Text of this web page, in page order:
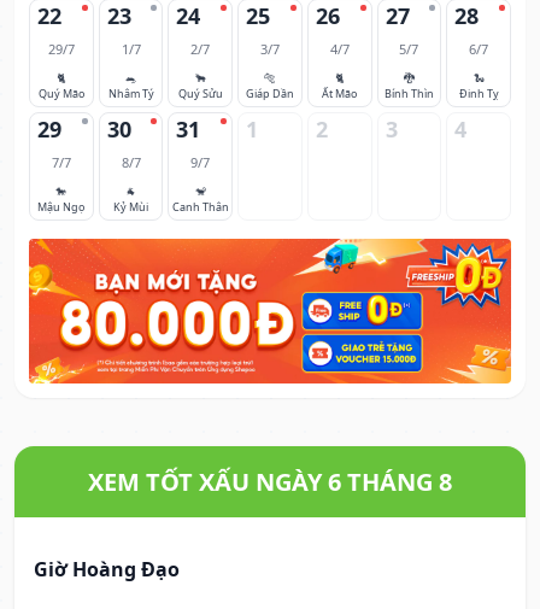
22
29/7
🐈
Quý Mão
23
1/7
🐀
Nhâm Tý
24
2/7
🐂
Quý Sửu
25
3/7
🐅
Giáp Dần
26
4/7
🐈
Ất Mão
27
5/7
🐉
Bính Thìn
28
6/7
🐍
Đinh Tỵ
29
7/7
🐎
Mậu Ngọ
30
8/7
🐐
Kỷ Mùi
31
9/7
🐒
Canh Thân
1 2 3 4
XEM TỐT XẤU NGÀY 6 THÁNG 8
Giờ Hoàng Đạo